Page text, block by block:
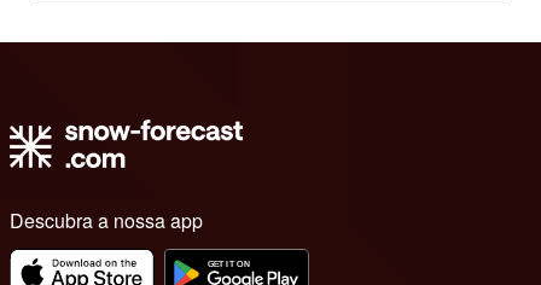
Descubra a nossa app